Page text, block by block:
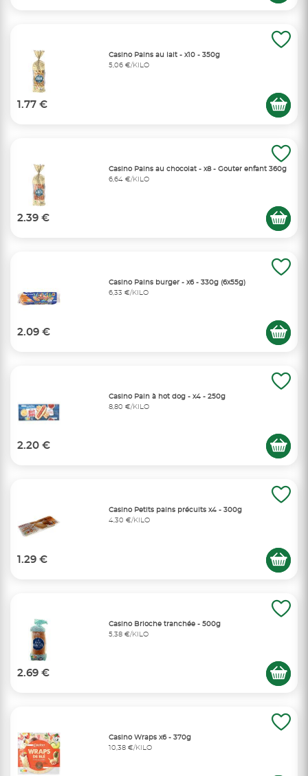
Casino Pains au lait - x10 - 350g
5,06 €/KILO
1.77 €
Casino Pains au chocolat - x8 - Gouter enfant 360g
6,64 €/KILO
2.39 €
Casino Pains burger - x6 - 330g (6x55g)
6,33 €/KILO
2.09 €
Casino Pain à hot dog - x4 - 250g
8,80 €/KILO
2.20 €
Casino Petits pains précuits x4 - 300g
4,30 €/KILO
1.29 €
Casino Brioche tranchée - 500g
5,38 €/KILO
2.69 €
Casino Wraps x6 - 370g
10,38 €/KILO